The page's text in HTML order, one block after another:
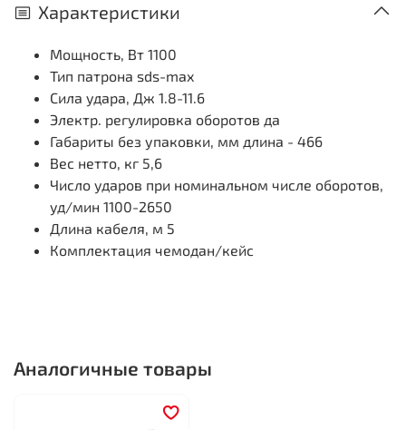
Характеристики
Мощность, Вт 1100
Тип патрона sds-max
Сила удара, Дж 1.8-11.6
Электр. регулировка оборотов да
Габариты без упаковки, мм длина - 466
Вес нетто, кг 5,6
Число ударов при номинальном числе оборотов,
уд/мин 1100-2650
Длина кабеля, м 5
Комплектация чемодан/кейс
Аналогичные товары